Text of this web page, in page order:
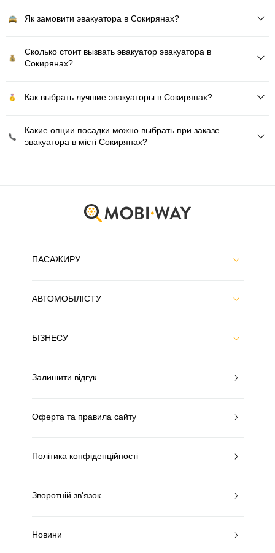
Як замовити эвакуатора в Сокирянах?
Сколько стоит вызвать эвакуатор эвакуатора в
Сокирянах?
Как выбрать лучшие эвакуаторы в Сокирянах?
Какие опции посадки можно выбрать при заказе
эвакуатора в місті Сокирянах?
ПАСАЖИРУ
АВТОМОБІЛІСТУ
БІЗНЕСУ
Залишити відгук
Оферта та правила сайту
Політика конфіденційності
Зворотній зв'язок
Новини